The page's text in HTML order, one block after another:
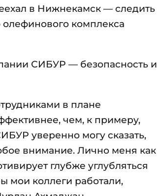
в Нижнекамск — следить
комплекса
СИБУР — безопасность и
в плане
чем, к примеру,
уверенно могу сказать,
внимание. Лично меня как
глубже углубляться
мои коллеги работали,